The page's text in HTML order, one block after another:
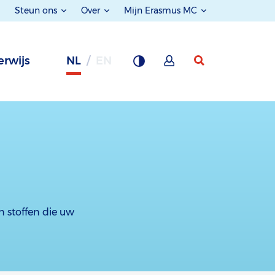
Steun ons Over Mijn Erasmus MC
NL
stoffen die uw